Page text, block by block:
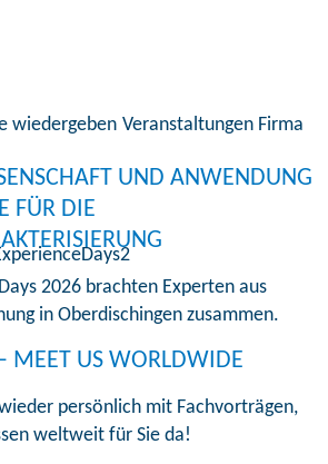
wiedergeben Veranstaltungen Firma
UND ANWENDUNG
FÜR DIE
2026 brachten Experten aus
in Oberdischingen zusammen.
MEET US WORLDWIDE
persönlich mit Fachvorträgen,
weltweit für Sie da!